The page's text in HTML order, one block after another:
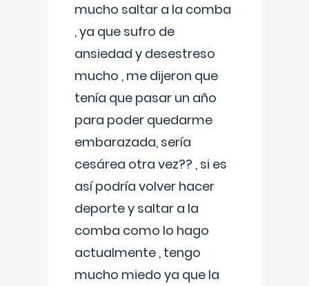
mucho saltar a la comba
, ya que sufro de
ansiedad y desestreso
mucho , me dijeron que
tenía que pasar un año
para poder quedarme
embarazada, sería
cesárea otra vez?? , si es
así podría volver hacer
deporte y saltar a la
comba como lo hago
actualmente , tengo
mucho miedo ya que la